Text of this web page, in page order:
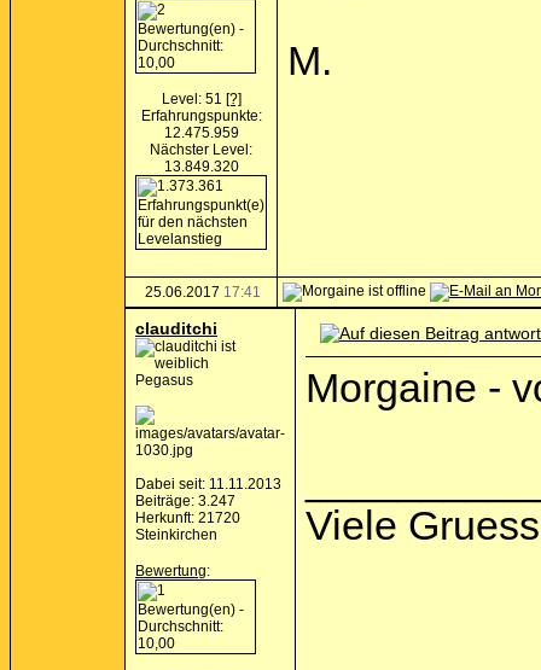
Level: 51 [?]
Erfahrungspunkte:
12.475.959
Nächster Level:
13.849.320
M.
25.06.2017 17:41
clauditchi
Pegasus
Dabei seit: 11.11.2013
Beiträge: 3.247
Herkunft: 21720
Steinkirchen
Bewertung:
Morgaine -
Viele